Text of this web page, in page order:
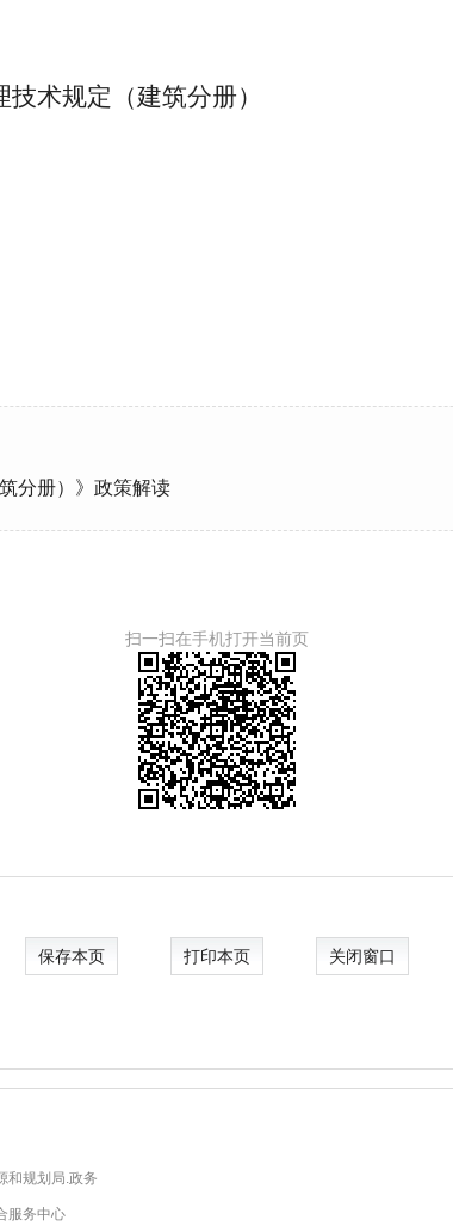
术规定（建筑分册）
分册）》政策解读
扫一扫在手机打开当前页
保存本页 打印本页 关闭窗口
和规划局.政务
服务中心